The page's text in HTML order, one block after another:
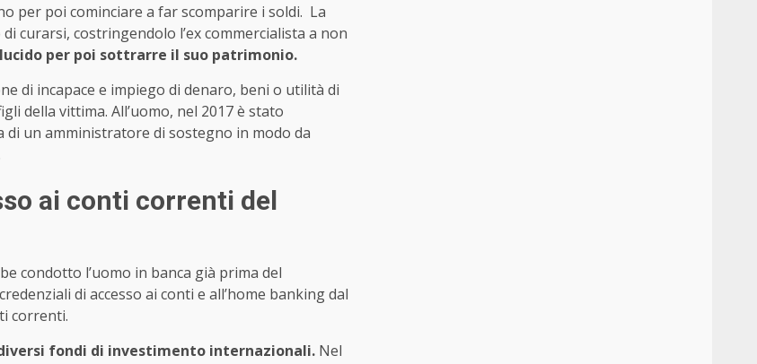
per poi cominciare a far scomparire i soldi. La
curarsi, costringendolo l’ex commercialista a non
per poi sottrarre il suo patrimonio.
di incapace e impiego di denaro, beni o utilità di
della vittima. All’uomo, nel 2017 è stato
di un amministratore di sostegno in modo da
ai conti correnti del
condotto l’uomo in banca già prima del
di accesso ai conti e all’home banking dal
correnti.
fondi di investimento internazionali. Nel